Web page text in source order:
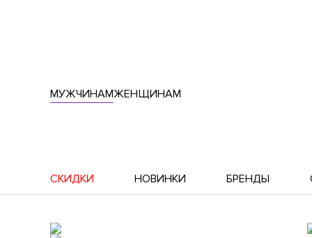
МУЖЧИНАМЖЕНЩИНАМ
СКИДКИ НОВИНКИ БРЕНДЫ